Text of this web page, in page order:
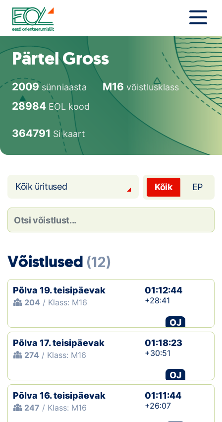
Liigu
sisu
juurde
Uudised
Orienteerujale
Eesti Orienteerumine 100!
Toetamine
Loha
Galerii
Kalender
Tule klubisse!
Tulemused
Pärtel Gross
2009sünniaasta M16 võistlusklass
28984 EOL kood
364791 Si kaart
Kõik üritused Kõik EP
Võistlused (12)
Põlva 19. teisipäevak
204 / Klass: M16
01:12:44
+28:41
OJ
Põlva 17. teisipäevak
274 / Klass: M16
01:18:23
+30:51
OJ
Põlva 16. teisipäevak
247 / Klass: M16
01:11:44
+26:07